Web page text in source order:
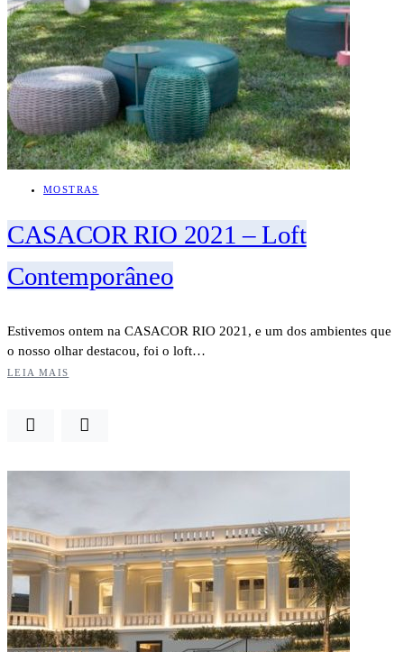
MOSTRAS
CASACOR RIO 2021 – Loft
Contemporâneo
Estivemos ontem na CASACOR RIO 2021, e um dos ambientes que
o nosso olhar destacou, foi o loft…
LEIA MAIS